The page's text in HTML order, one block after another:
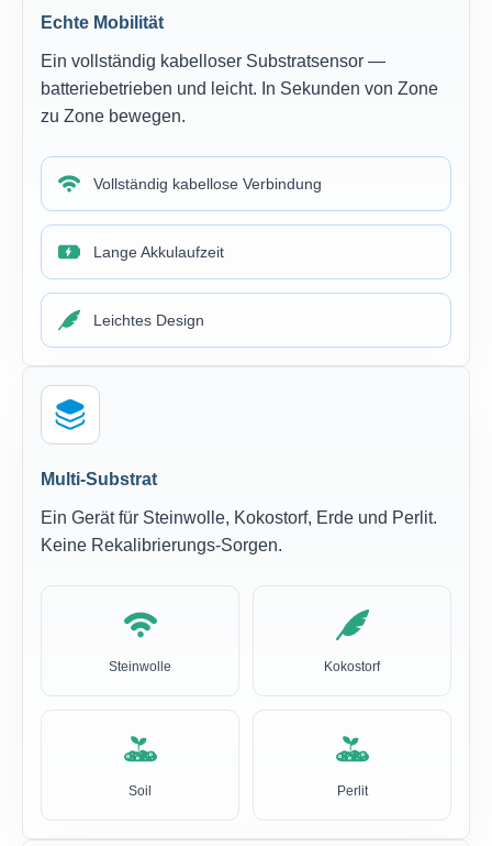
Echte Mobilität
Ein vollständig kabelloser Substratsensor —
batteriebetrieben und leicht. In Sekunden von Zone
zu Zone bewegen.
Vollständig kabellose Verbindung
Lange Akkulaufzeit
Leichtes Design
Multi-Substrat
Ein Gerät für Steinwolle, Kokostorf, Erde und Perlit.
Keine Rekalibrierungs-Sorgen.
Steinwolle Kokostorf
Soil Perlit